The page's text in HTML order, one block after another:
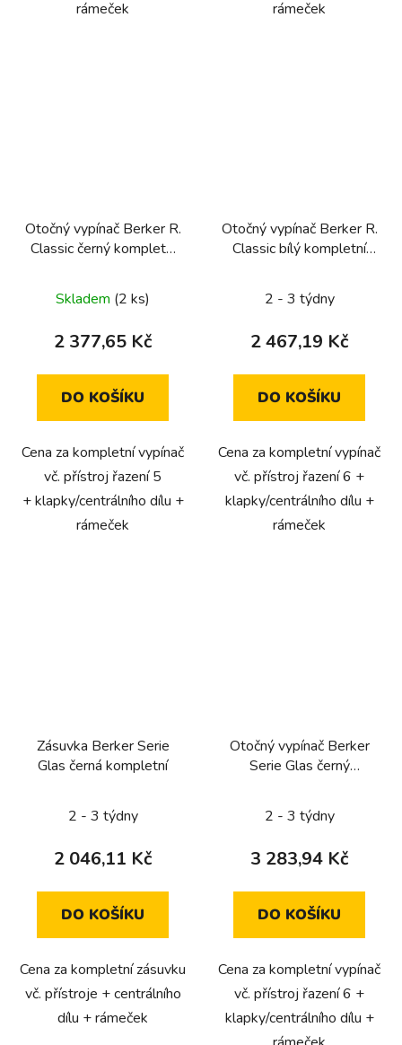
rámeček rámeček
Otočný vypínač Berker R.
Classic černý kompletní
Skladem (2 ks)
2 377,65 Kč
DO KOŠÍKU
Cena za kompletní vypínač
vč. přístroj řazení 5
+ klapky/centrálního dílu +
rámeček
Otočný vypínač Berker R.
Classic bílý kompletní
2 - 3 týdny
2 467,19 Kč
DO KOŠÍKU
Cena za kompletní vypínač
vč. přístroj řazení 6 +
klapky/centrálního dílu +
rámeček
Zásuvka Berker Serie
Glas černá kompletní
2 - 3 týdny
2 046,11 Kč
DO KOŠÍKU
Cena za kompletní zásuvku
vč. přístroje + centrálního
dílu + rámeček
Otočný vypínač Berker
Serie Glas černý
řazení 6)
2 - 3 týdny
3 283,94 Kč
DO KOŠÍKU
Cena za kompletní vypínač
vč. přístroj řazení 6 +
klapky/centrálního dílu +